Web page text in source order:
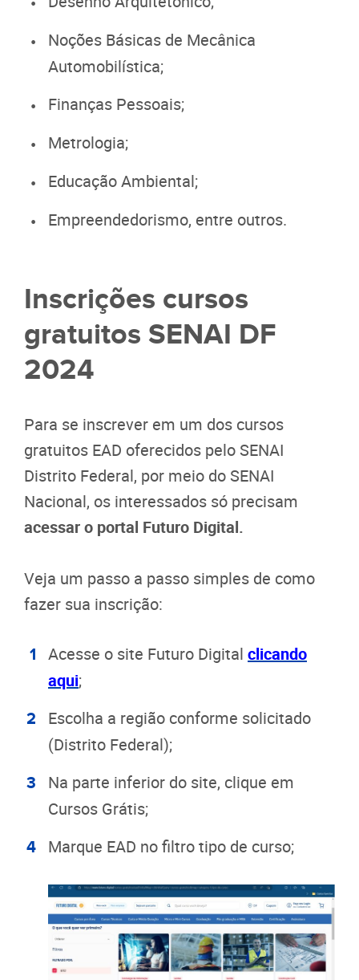
Noções Básicas de Mecânica
Automobilística;
Finanças Pessoais;
Metrologia;
Educação Ambiental;
Empreendedorismo, entre outros.
Inscrições cursos
gratuitos SENAI DF
2024
Para se inscrever em um dos cursos
gratuitos EAD oferecidos pelo SENAI
Distrito Federal, por meio do SENAI
Nacional, os interessados só precisam
acessar o portal Futuro Digital.
Veja um passo a passo simples de como
fazer sua inscrição:
Acesse o site Futuro Digital clicando
aqui;
Escolha a região conforme solicitado
(Distrito Federal);
Na parte inferior do site, clique em
Cursos Grátis;
Marque EAD no filtro tipo de curso;